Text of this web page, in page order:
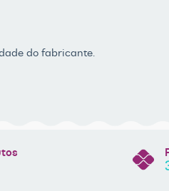
do fabricante.